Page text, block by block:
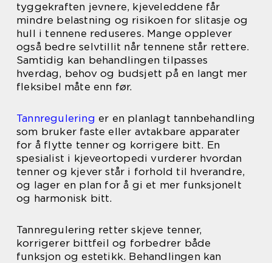
tyggekraften jevnere, kjeveleddene får
mindre belastning og risikoen for slitasje og
hull i tennene reduseres. Mange opplever
også bedre selvtillit når tennene står rettere.
Samtidig kan behandlingen tilpasses
hverdag, behov og budsjett på en langt mer
fleksibel måte enn før.
Tannregulering er en planlagt tannbehandling
som bruker faste eller avtakbare apparater
for å flytte tenner og korrigere bitt. En
spesialist i kjeveortopedi vurderer hvordan
tenner og kjever står i forhold til hverandre,
og lager en plan for å gi et mer funksjonelt
og harmonisk bitt.
Tannregulering retter skjeve tenner,
korrigerer bittfeil og forbedrer både
funksjon og estetikk. Behandlingen kan